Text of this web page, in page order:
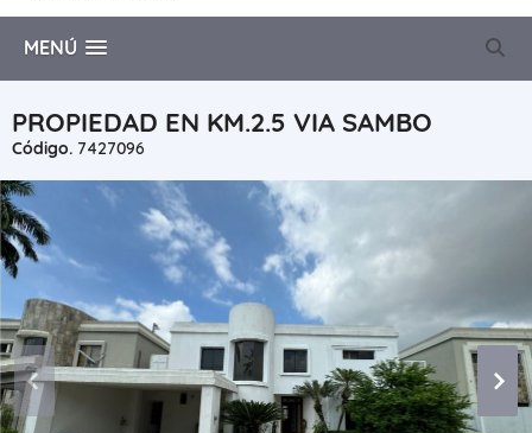
MENÚ
PROPIEDAD EN KM.2.5 VIA SAMBO
Código. 7427096